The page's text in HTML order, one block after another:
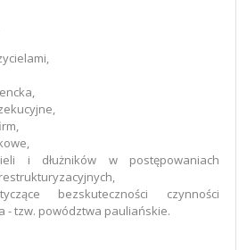
i dłużników w postępowaniach
bezskuteczności czynności
- tzw. powództwa pauliańskie.